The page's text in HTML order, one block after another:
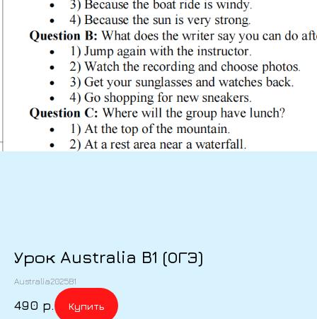
Урок Australia B1 (ОГЭ)
Australia2025B1
490 р. Купить